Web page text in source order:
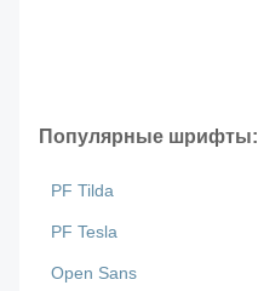
Популярные шрифты:
PF Tilda
PF Tesla
Open Sans